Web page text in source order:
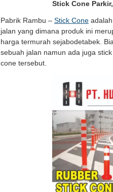
Stick Cone
Pabrik Rambu – Stick Cone
jalan yang dimana produk ini
harga termurah sejabodetabek.
sebuah jalan namun ada juga
cone tersebut.